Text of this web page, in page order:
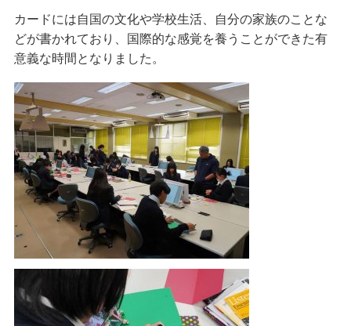
カードには自国の文化や学校生活、自分の家族のことな
どが書かれており、国際的な感覚を養うことができた有
意義な時間となりました。